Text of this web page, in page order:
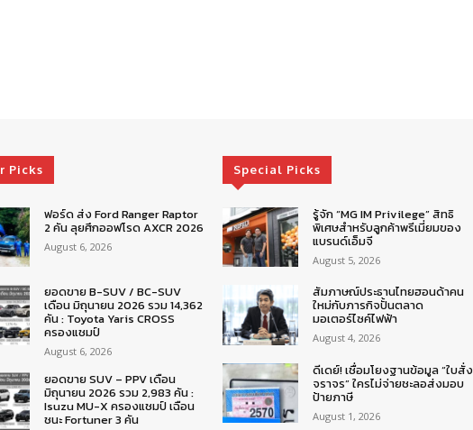
Picks
ฟอร์ด ส่ง Ford Ranger Raptor
2 คัน ลุยศึกออฟโรด AXCR 2026
August 6, 2026
ยอดขาย B-SUV / BC-SUV
เดือน มิถุนายน 2026 รวม 14,362
คัน : Toyota Yaris CROSS
ครองแชมป์
August 6, 2026
ยอดขาย SUV – PPV เดือน
มิถุนายน 2026 รวม 2,983 คัน :
Isuzu MU-X ครองแชมป์ เฉือน
ชนะ Fortuner 3 คัน
Special Picks
รู้จัก “MG IM Privilege” สิทธิ
พิเศษสำหรับลูกค้าพรีเมี่ยมของ
แบรนด์เอ็มจี
August 5, 2026
สัมภาษณ์ประธานไทยฮอนด้าคน
ใหม่กับภารกิจปั้นตลาด
มอเตอร์ไซค์ไฟฟ้า
August 4, 2026
ดีเดย์! เชื่อมโยงฐานข้อมูล “ใบสั่ง
จราจร” ใครไม่จ่ายชะลอส่งมอบ
ป้ายภาษี
August 1, 2026